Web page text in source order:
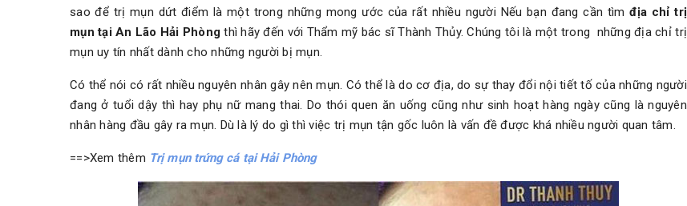
sao để trị mụn dứt điểm là một trong những mong ước của rất nhiều người Nếu bạn đang cần tìmđịa chỉ trị
mụn tại An Lão Hải Phòng thì hãy đến với Thẩm mỹ bác sĩ Thành Thủy. Chúng tôi là một trong những địa chỉ trị
mụn uy tín nhất dành cho những người bị mụn.
Có thể nói có rất nhiều nguyên nhân gây nên mụn. Có thể là do cơ địa, do sự thay đổi nội tiết tố của những người
đang ở tuổi dậy thì hay phụ nữ mang thai. Do thói quen ăn uống cũng như sinh hoạt hàng ngày cũng là nguyên
nhân hàng đầu gây ra mụn. Dù là lý do gì thì việc trị mụn tận gốc luôn là vấn đề được khá nhiều người quan tâm.
==>Xem thêm Trị mụn trứng cá tại Hải Phòng